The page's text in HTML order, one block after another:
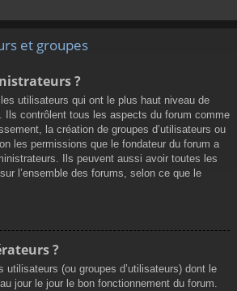
et groupes
?
utilisateurs qui ont le plus haut niveau de
Ils contrôlent tous les aspects du forum comme
la création de groupes d’utilisateurs ou
les permissions que le fondateur du forum a
Ils peuvent aussi avoir toutes les
l’ensemble des forums, selon ce que le
?
utilisateurs (ou groupes d’utilisateurs) dont le
jour le jour le bon fonctionnement du forum.